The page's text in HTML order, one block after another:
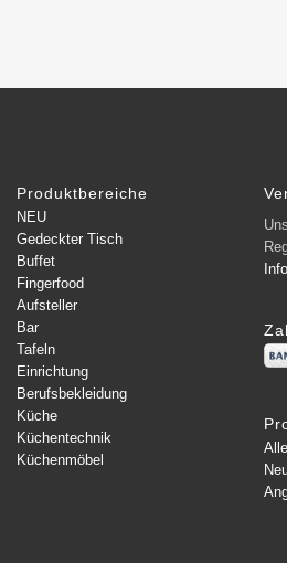
Produktbereiche
NEU
Gedeckter Tisch
Buffet
Fingerfood
Aufsteller
Bar
Tafeln
Einrichtung
Berufsbekleidung
Küche
Küchentechnik
Küchenmöbel